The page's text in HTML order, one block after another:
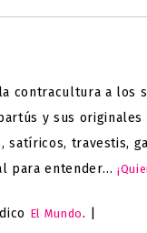
contracultura a los
y sus
travestis,
para entender…
El Mundo. |